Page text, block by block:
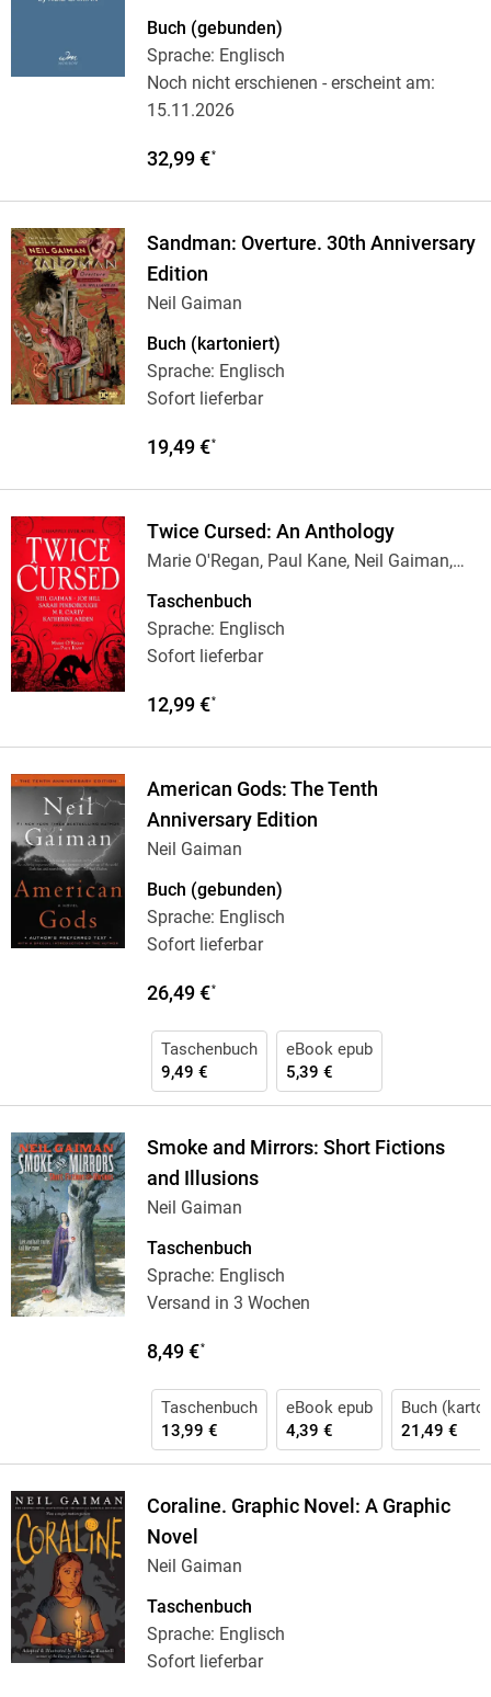
Buch (gebunden)
Sprache: Englisch
Noch nicht erschienen - erscheint am:
15.11.2026
32,99 €*
Sandman: Overture. 30th Anniversary
Edition
Neil Gaiman
Buch (kartoniert)
Sprache: Englisch
Sofort lieferbar
19,49 €*
Twice Cursed: An Anthology
Marie O'Regan, Paul Kane, Neil Gaiman,
Taschenbuch
Sprache: Englisch
Sofort lieferbar
12,99 €*
American Gods: The Tenth
Anniversary Edition
Neil Gaiman
Buch (gebunden)
Sprache: Englisch
Sofort lieferbar
26,49 €*
Taschenbuch
9,49 €
eBook epub
5,39 €
Smoke and Mirrors: Short Fictions
and Illusions
Neil Gaiman
Taschenbuch
Sprache: Englisch
Versand in 3 Wochen
8,49 €*
Taschenbuch
13,99 €
eBook epub
4,39 €
Buch
21,49 €
Coraline. Graphic Novel: A Graphic
Novel
Neil Gaiman
Taschenbuch
Sprache: Englisch
Sofort lieferbar